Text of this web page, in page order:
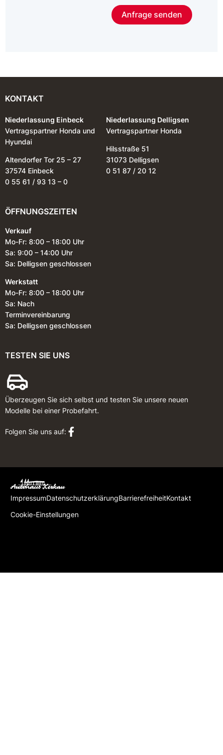
Anfrage senden
KONTAKT
Niederlassung Einbeck
Vertragspartner Honda und
Hyundai
Altendorfer Tor 25 – 27
37574 Einbeck
0 55 61 / 93 13 – 0
Niederlassung Delligsen
Vertragspartner Honda
Hilsstraße 51
31073 Delligsen
0 51 87 / 20 12
ÖFFNUNGSZEITEN
Verkauf
Mo-Fr: 8:00 – 18:00 Uhr
Sa: 9:00 – 14:00 Uhr
Sa: Delligsen geschlossen
Werkstatt
Mo-Fr: 8:00 – 18:00 Uhr
Sa: Nach
Terminvereinbarung
Sa: Delligsen geschlossen
TESTEN SIE UNS
Überzeugen Sie sich selbst und testen Sie unsere neuen
Modelle bei einer Probefahrt.
Folgen Sie uns auf:
ImpressumDatenschutzerklärungBarrierefreiheitKontakt
Cookie-Einstellungen